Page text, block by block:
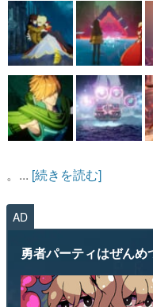
。... [続きを読む]
AD
勇者パーティはぜんめ